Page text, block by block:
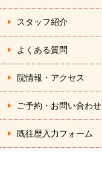
スタッフ紹介
よくある質問
院情報・アクセス
ご予約・お問い合わせ
既往歴入力フォーム